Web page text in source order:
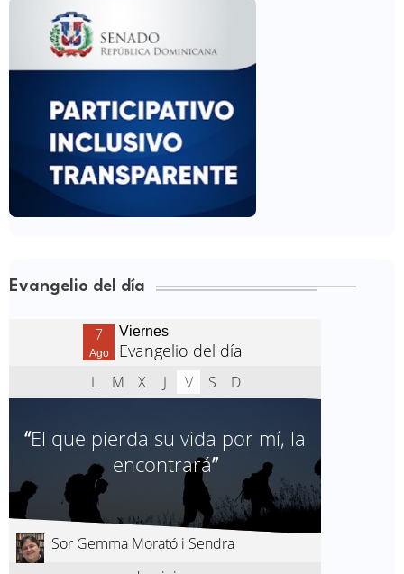
Evangelio del día